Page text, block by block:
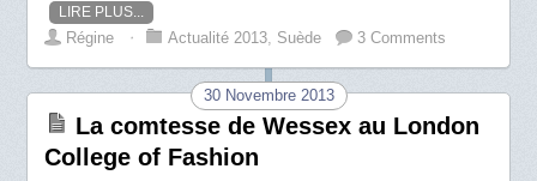
LIRE PLUS...
Régine ⋅ Actualité 2013, Suède 3 Comments
30 Novembre 2013
La comtesse de Wessex au London
College of Fashion